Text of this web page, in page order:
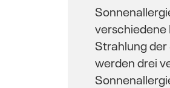
verschiedene
Strahlung der
werden drei